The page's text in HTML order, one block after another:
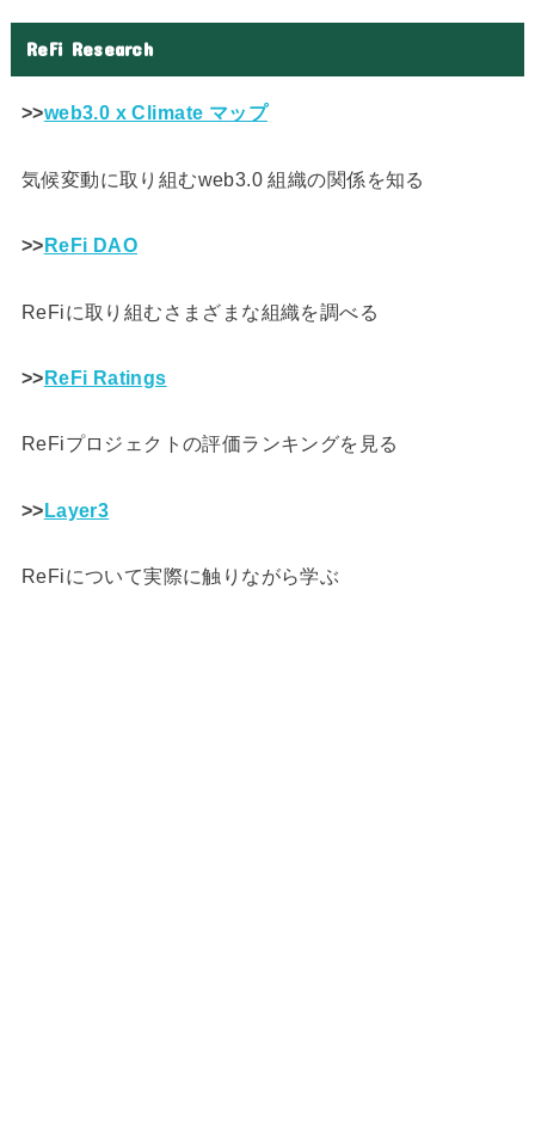
ReFi Research
>>web3.0 x Climate マップ
気候変動に取り組むweb3.0 組織の関係を知る
>>ReFi DAO
ReFiに取り組むさまざまな組織を調べる
>>ReFi Ratings
ReFiプロジェクトの評価ランキングを見る
>>Layer3
ReFiについて実際に触りながら学ぶ